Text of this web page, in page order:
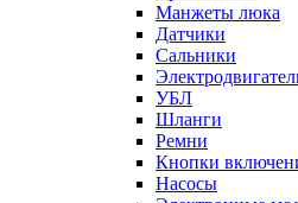
Манжеты люка
Датчики
Сальники
УБЛ
Шланги
Ремни
Кнопки
Насосы